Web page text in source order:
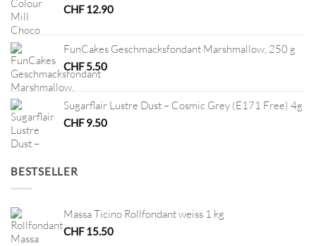
CHF12.90
FunCakes Geschmacksfondant Marshmallow, 250 g
CHF5.50
Sugarflair Lustre Dust – Cosmic Grey (E171 Free) 4g
CHF9.50
BESTSELLER
Massa Ticino Rollfondant weiss 1 kg
CHF15.50